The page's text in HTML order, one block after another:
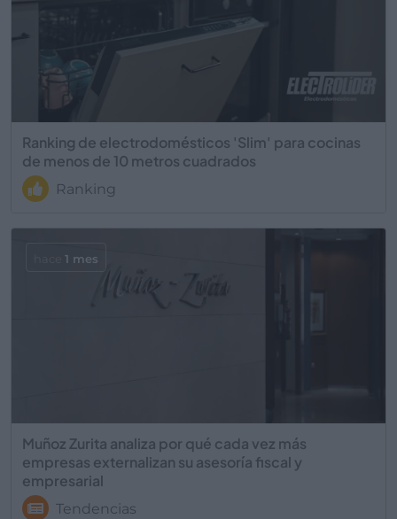
Ranking de electrodomésticos 'Slim' para cocinas
de menos de 10 metros cuadrados
Ranking
Muñoz Zurita analiza por qué cada vez más
empresas externalizan su asesoría fiscal y
empresarial
Tendencias
1 mes